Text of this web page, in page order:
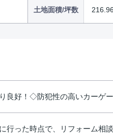
土地面積/坪数
好！◇防犯性の高いカーゲー
行った時点で、リフォーム相